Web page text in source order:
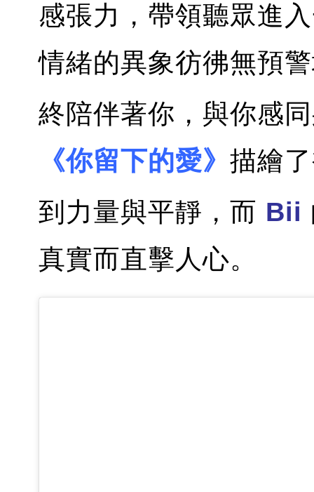
感張力，帶領聽眾進
情緒的異象彷彿無預
終陪伴著你，與你感
《你留下的愛》 描繪
到力量與平靜，而 Bii
真實而直擊人心。